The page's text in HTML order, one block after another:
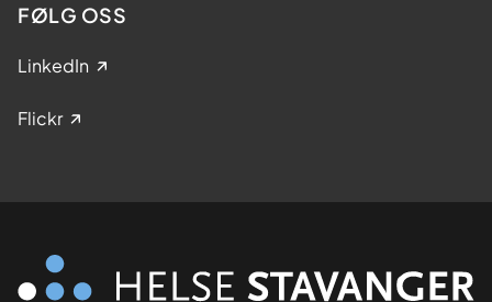
FØLG OSS
LinkedIn
Flickr